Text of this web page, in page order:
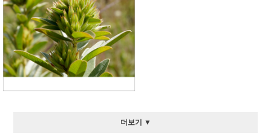
더보기 ▼